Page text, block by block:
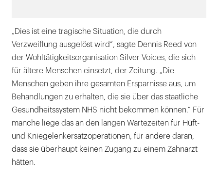
„Dies ist eine tragische Situation, die durch
Verzweiflung ausgelöst wird“, sagte Dennis Reed von
der Wohltätigkeitsorganisation Silver Voices, die sich
für ältere Menschen einsetzt, der Zeitung. „Die
Menschen geben ihre gesamten Ersparnisse aus, um
Behandlungen zu erhalten, die sie über das staatliche
Gesundheitssystem NHS nicht bekommen können.“ Für
manche liege das an den langen Wartezeiten für Hüft-
und Kniegelenkersatzoperationen, für andere daran,
dass sie überhaupt keinen Zugang zu einem Zahnarzt
hätten.